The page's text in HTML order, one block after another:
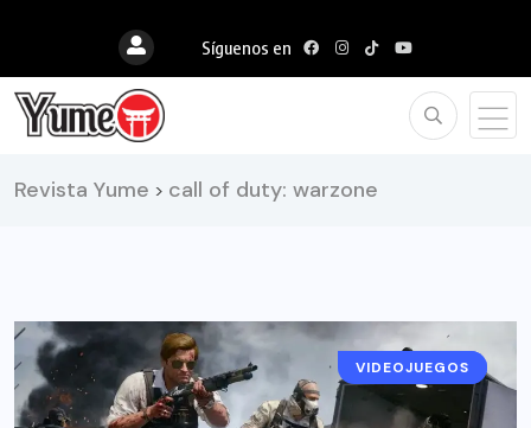
Síguenos en
Revista Yume > call of duty: warzone
NOTICIAS
VIDEOJUEGOS